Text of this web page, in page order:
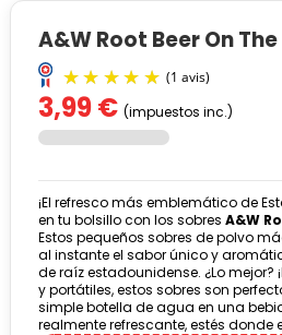
A&W Root Beer On The
(1 avis)
3,99 € (impuestos inc.)
¡El refresco más emblemático de
en tu bolsillo con los sobres A&W
Estos pequeños sobres de polvo
al instante el sabor único y
de raíz estadounidense. ¿Lo mejor?
y portátiles, estos sobres son
simple botella de agua en una
realmente refrescante, estés donde